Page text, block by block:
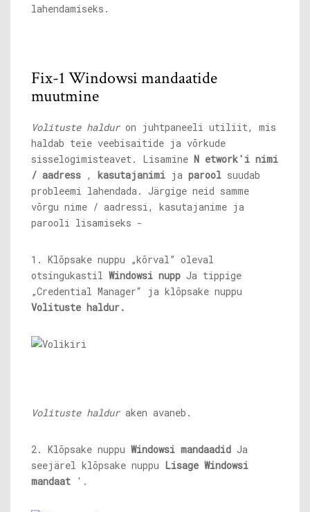
lahendamiseks.
Fix-1 Windowsi mandaatide
muutmine
Volituste halduron juhtpaneeli utiliit, mis
haldab teie veebisaitide ja võrkude
sisselogimisteavet. Lisamine N etwork'i nimi
/ aadress , kasutajanimi ja parool suudab
probleemi lahendada. Järgige neid samme
võrgu nime / aadressi, kasutajanime ja
parooli lisamiseks -
1. Klõpsake nuppu „kõrval” oleval
otsingukastil Windowsi nupp Ja tippige
„Credential Manager“ ja klõpsake nuppu
Volituste haldur.
Volituste halduraken avaneb.
2. Klõpsake nuppu Windowsi mandaadid Ja
seejärel klõpsake nuppu Lisage Windowsi
mandaat '.